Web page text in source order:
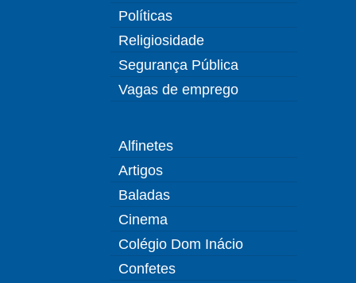
Políticas
Religiosidade
Segurança Pública
Vagas de emprego
Alfinetes
Artigos
Baladas
Cinema
Colégio Dom Inácio
Confetes